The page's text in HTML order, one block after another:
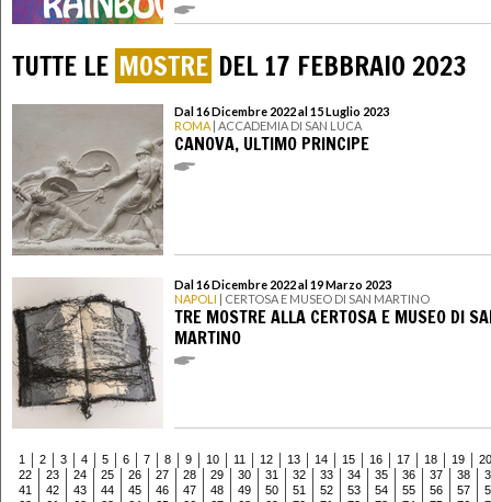
TUTTE LE MOSTRE DEL 17 FEBBRAIO 2023
Dal 16 Dicembre 2022 al 15 Luglio 2023
ROMA | ACCADEMIA DI SAN LUCA
CANOVA, ULTIMO PRINCIPE
Dal 16 Dicembre 2022 al 19 Marzo 2023
NAPOLI | CERTOSA E MUSEO DI SAN MARTINO
TRE MOSTRE ALLA CERTOSA E MUSEO DI
MARTINO
1 2 3 4 5 6 7 8 9 10 11 12 13 14 15 16 17 18 19
20
22
23 24 25 26 27 28 29 30 31 32 33 34 35 36 37 38
41
42 43 44 45 46 47 48 49 50 51 52 53 54 55 56 57